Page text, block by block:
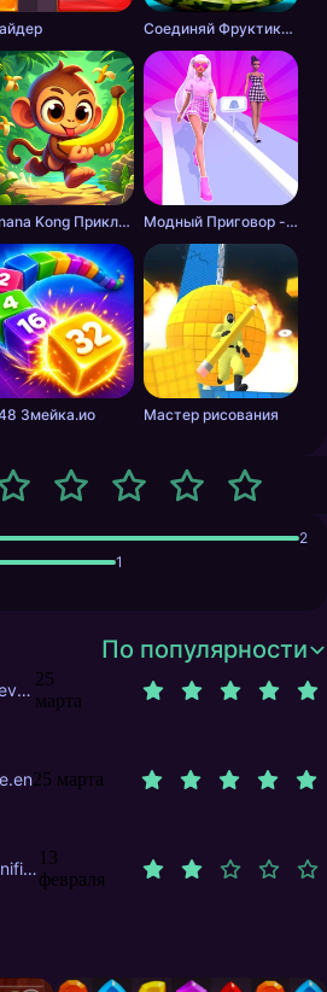
Соединяй Фруктики: Арбуз в 2048!
Banana Kong Приключение Модный Приговор - Одевалки для Девочек
Змейка.ио Мастер рисования
2
1
По популярности
Veylevas
25
марта
25 марта
MagnificentMrFox
13
февраля